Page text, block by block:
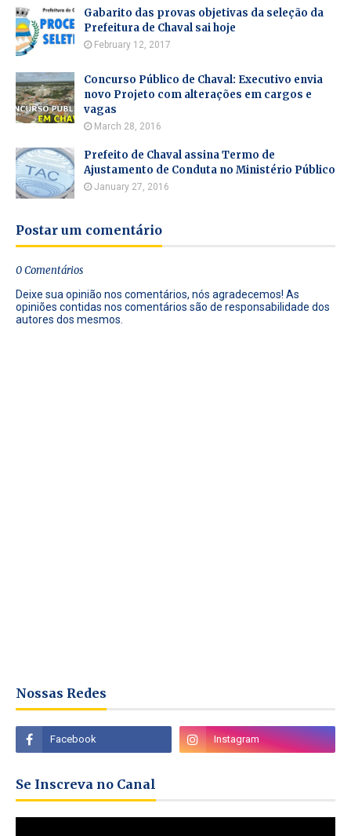
Gabarito das provas objetivas da seleção da
Prefeitura de Chaval sai hoje
February 12, 2017
Concurso Público de Chaval: Executivo envia
novo Projeto com alterações em cargos e
vagas
March 28, 2016
Prefeito de Chaval assina Termo de
Ajustamento de Conduta no Ministério Público
January 27, 2016
Postar um comentário
0 Comentários
Deixe sua opinião nos comentários, nós agradecemos! As
opiniões contidas nos comentários são de responsabilidade dos
autores dos mesmos.
Nossas Redes
Se Inscreva no Canal